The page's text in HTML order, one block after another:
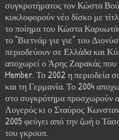
συγκροτήματος τον Κώστα
κυκλοφορούν νέο δίσκο με
το ποίημα του Κώστα
το “Βιετνάμ γιε γιε” του
περιοδεύουν σε Ελλάδα και
αποχωρεί ο Άρης Ζαρακάς
Member. Το 2002 η περιοδεία
και τη Γερμανία. Το 2004
στο συγκρότημα προσχωρούν
Λυγερός κι ο Σταύροϛ
2005 φεύγει από την ζωή ο
του γκρουπ.